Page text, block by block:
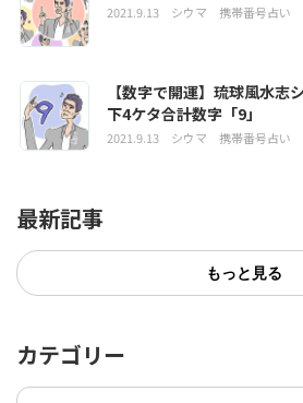
2021.9.13 シウマ 携帯番号占い
【数字で開運】琉球風水志
下4ケタ合計数字「9」
2021.9.13 シウマ 携帯番号占い
最新記事
もっと見る
カテゴリー